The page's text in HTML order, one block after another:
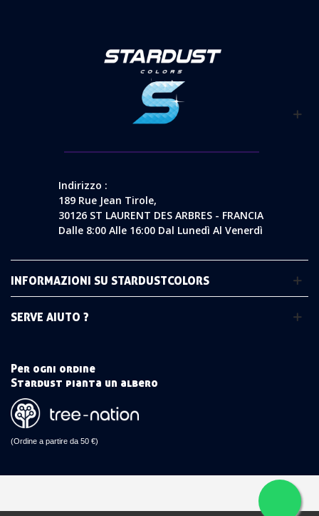
Indirizzo :
189 Rue Jean Tirole,
30126 ST LAURENT DES ARBRES - FRANCIA
Dalle 8:00 Alle 16:00 Dal Lunedì Al Venerdì
INFORMAZIONI SU STARDUSTCOLORS
SERVE AIUTO ?
Per ogni ordine
Stardust pianta un albero
(Ordine a partire da 50 €)